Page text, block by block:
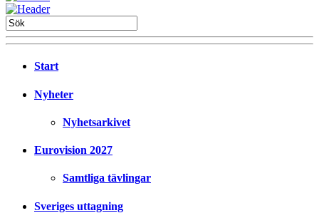
Start
Nyheter
Nyhetsarkivet
Eurovision 2027
Samtliga tävlingar
Sveriges uttagning